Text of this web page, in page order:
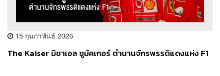
15 กุมภาพันธ์ 2026
The Kaiser มิชาเอล ชูมัคเกอร์ ตำนานจักรพรรดิแดงแห่ง F1